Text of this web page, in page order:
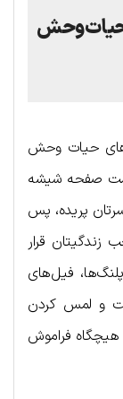
حیات وحش
پشت صفحه شیشه
پریده، پس
زندگیتان قرار
فیل‌های
و لمس کردن
فراموش